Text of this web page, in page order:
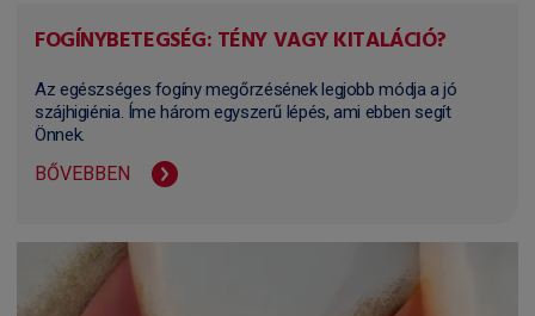
FOGÍNYBETEGSÉG: TÉNY VAGY KITALÁCIÓ?
Az egészséges fogíny megőrzésének legjobb módja a jó
szájhigiénia. Íme három egyszerű lépés, ami ebben segít
Önnek.
BŐVEBBEN